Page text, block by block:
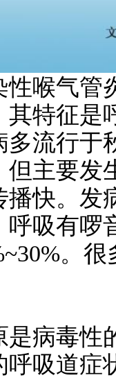
气管
其特征是
多流行于
但主要发
播快。发
呼吸有啰
。
毒性
呼吸道症